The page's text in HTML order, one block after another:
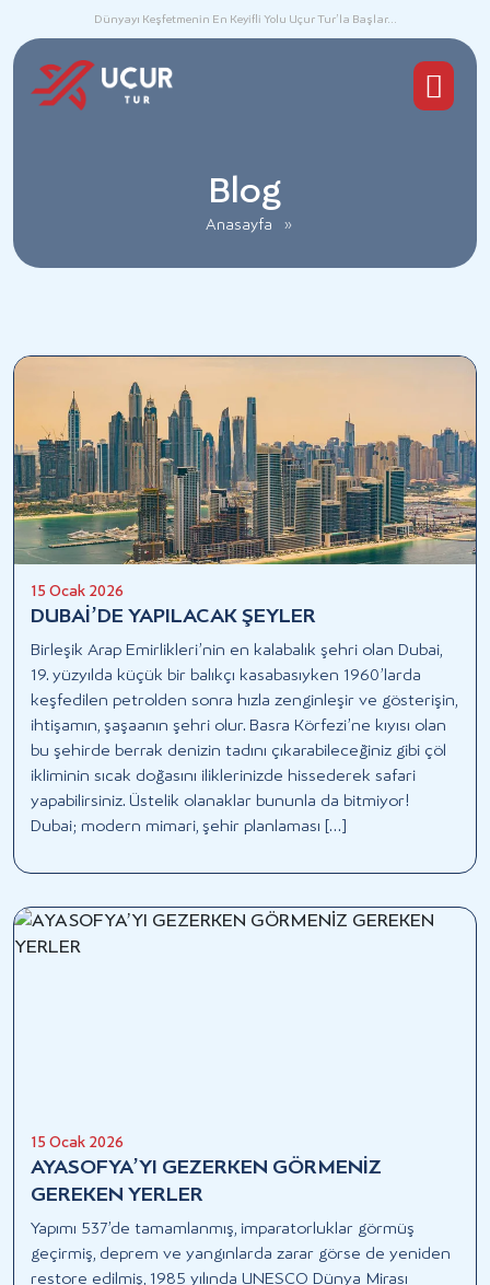
Dünyayı Keşfetmenin En Keyifli Yolu Uçur Tur’la Başlar...
Blog
Anasayfa »
15 Ocak 2026
DUBAİ’DE YAPILACAK ŞEYLER
Birleşik Arap Emirlikleri’nin en kalabalık şehri olan Dubai,
19. yüzyılda küçük bir balıkçı kasabasıyken 1960’larda
keşfedilen petrolden sonra hızla zenginleşir ve gösterişin,
ihtişamın, şaşaanın şehri olur. Basra Körfezi’ne kıyısı olan
bu şehirde berrak denizin tadını çıkarabileceğiniz gibi çöl
ikliminin sıcak doğasını iliklerinizde hissederek safari
yapabilirsiniz. Üstelik olanaklar bununla da bitmiyor!
Dubai; modern mimari, şehir planlaması […]
15 Ocak 2026
AYASOFYA’YI GEZERKEN GÖRMENİZ
GEREKEN YERLER
Yapımı 537’de tamamlanmış, imparatorluklar görmüş
geçirmiş, deprem ve yangınlarda zarar görse de yeniden
restore edilmiş, 1985 yılında UNESCO Dünya Mirası